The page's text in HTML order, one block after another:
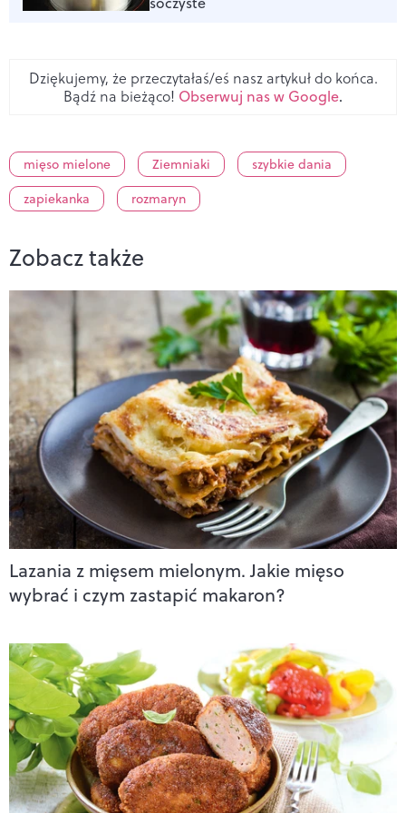
Dziękujemy, że przeczytałaś/eś nasz artykuł do końca.
Bądź na bieżąco! Obserwuj nas w Google.
mięso mielone Ziemniaki
szybkie dania
zapiekanka
rozmaryn
Zobacz także
Lazania z mięsem mielonym. Jakie mięso
wybrać i czym zastapić makaron?